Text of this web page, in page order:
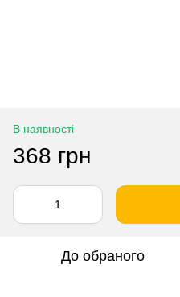
В наявності
368 грн
До обраного